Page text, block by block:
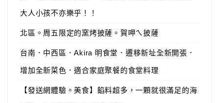
大人小孩不亦樂乎！！
北區。周五限定的窯烤披薩。賀呷ㄟ披薩
台南．中西區．Akira 明食堂．遷移新址全新開張．
增加全新菜色．適合家庭聚餐的食堂料理
【發送網體驗。美食】餡料超多，一顆就很滿足的海